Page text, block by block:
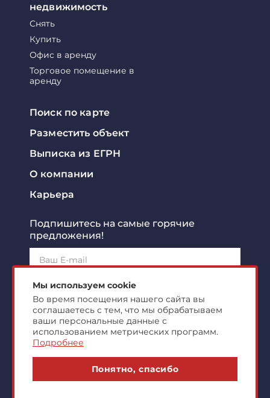
недвижимость
Снять
Купить
Офис в аренду
Торговое помещение в
аренду
Поиск по карте
Разместить объект
Выписка из ЕГРН
О компании
Карьера
Недвижимости"
Подпишитесь на самые горячие
предложения!
Подписаться!
Я ознакомлен сполитикой конфиденциальности
согласен наобработку персональных данных
Мы используем cookie
Во время посещения нашего сайта вы
соглашаетесь с тем, что мы обрабатываем
ваши персональные данные с
использованием метрических программ.
Подробнее
Понятно, спасибо